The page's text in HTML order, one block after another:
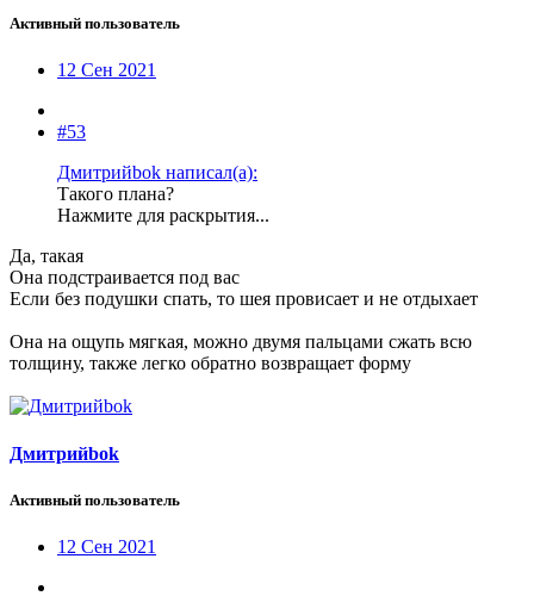
Активный пользователь
12 Сен 2021
#53
Дмитрийbok написал(а):
Такого плана?
Нажмите для раскрытия...
Да, такая
Она подстраивается под вас
Если без подушки спать, то шея провисает и не отдыхает
Она на ощупь мягкая, можно двумя пальцами сжать всю
толщину, также легко обратно возвращает форму
Дмитрийbok
Активный пользователь
12 Сен 2021